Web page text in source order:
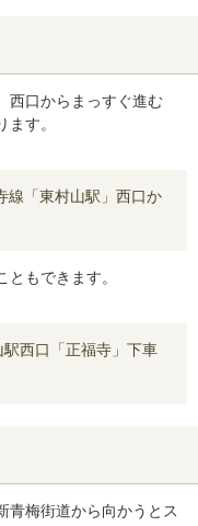
西口からまっすぐ進む
ます。
線「東村山駅」西口か
ともできます。
西口「正福寺」下車
青梅街道から向かうとス